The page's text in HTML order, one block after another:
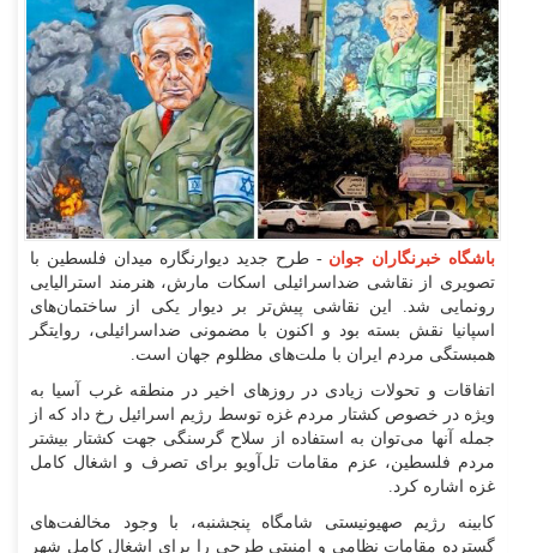
باشگاه خبرنگاران جوان - طرح جدید دیوارنگاره میدان فلسطین با
تصویری از نقاشی ضداسرائیلی اسکات مارش، هنرمند استرالیایی
رونمایی شد. این نقاشی پیش‌تر بر دیوار یکی از ساختمان‌های
اسپانیا نقش بسته بود و اکنون با مضمونی ضداسرائیلی، روایتگر
همبستگی مردم ایران با ملت‌های مظلوم جهان است.
اتفاقات و تحولات زیادی در روز‌های اخیر در منطقه غرب آسیا به
ویژه در خصوص کشتار مردم غزه توسط رژیم اسرائیل رخ داد که از
جمله آنها می‌توان به استفاده از سلاح گرسنگی جهت کشتار بیشتر
مردم فلسطین، عزم مقامات تل‌آویو برای تصرف و اشغال کامل
غزه اشاره کرد.
کابینه رژیم صهیونیستی شامگاه پنجشنبه، با وجود مخالفت‌های
گسترده مقامات نظامی و امنیتی طرحی را برای اشغال کامل شهر